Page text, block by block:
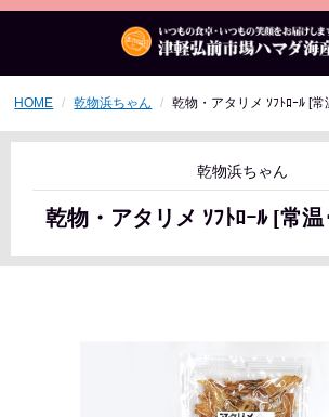
HOME 乾物浜ちゃん 乾物・アタリメ ｿﾌﾄﾛｰﾙ [常
乾物浜ちゃん
乾物・アタリメ ｿﾌﾄﾛｰﾙ [常